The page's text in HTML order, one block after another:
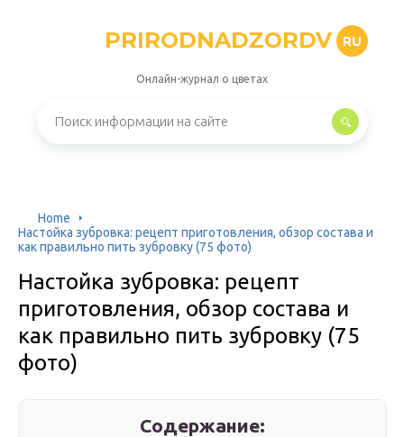
PRIRODNADZORDV RU
Онлайн-журнал о цветах
Home
Настойка зубровка: рецепт приготовления, обзор состава и
как правильно пить зубровку (75 фото)
Настойка зубровка: рецепт
приготовления, обзор состава и
как правильно пить зубровку (75
фото)
Содержание: